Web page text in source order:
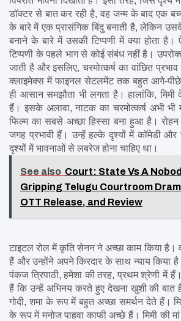
डॉक्टर से बात कर रही है, वह जन्म के बाद एक
के बारे में एक प्रासंगिक बिंदु बनाती है, लेकिन
बनाने के बारे में उसकी टिप्पणी में क्या होता है।
टिप्पणी के पहले भाग से कोई संबंध नहीं है।
जाती है और इसलिए, चरमोत्कर्ष का वांछित
क्लाइमेक्स में फाइनल सेटलमेंट तक बहुत आगे-पीछे
ही आसान समझौता भी लगता है। हालांकि,
हैं। इसके अलावा, नाटक का चरमोत्कर्ष अभी
फिल्म का सबसे अच्छा हिस्सा बना हुआ है।
जगह प्रभावी हैं। उन्हें हल्के दृश्यों में कॉमेडी और
दृश्यों में भावनाओं से लबरेज होना चाहिए था।
See also Court: State Vs A
Gripping Telugu Courtroom
OTT Release, and Review
टाइटल रोल में कृति सेनन ने अच्छा काम किया है।
हैं और उन्होंने अपने किरदार के साथ न्याय किया
पंकज त्रिपाठी, हमेशा की तरह, प्रथम श्रेणी में
हैं कि उन्हें अभिनय करते हुए देखना खुशी की बात
गोदी, शमा के रूप में बहुत अच्छा समर्थन देते हैं।
के रूप में मनोज पाहवा काफी अच्छे हैं। मिमी की